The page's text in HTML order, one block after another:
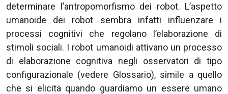
determinare l’antropomorfismo dei robot. L’aspetto
umanoide dei robot sembra infatti influenzare i
processi cognitivi che regolano l’elaborazione di
stimoli sociali. I robot umanoidi attivano un processo
di elaborazione cognitiva negli osservatori di tipo
configurazionale (vedere Glossario), simile a quello
che si elicita quando guardiamo un essere umano